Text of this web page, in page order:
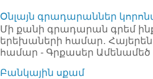
Օնլայն գրադարաններ
Մի քանի գրադարան գրեմ
երեխաների համար․
համար - Գրքասեր Ամենամեծ
Բանկային սքամ